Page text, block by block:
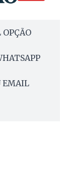
OPÇÃO
EMAIL